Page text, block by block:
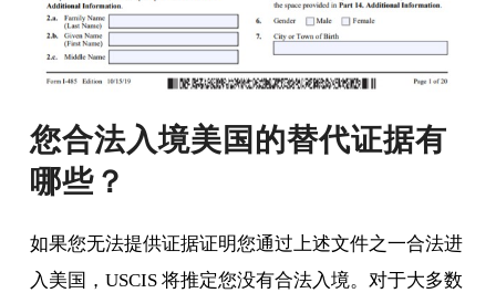
您合法入境美国的替代证据有
哪些？
如果您无法提供证据证明您通过上述文件之一合法进
入美国，USCIS 将推定您没有合法入境。对于大多数